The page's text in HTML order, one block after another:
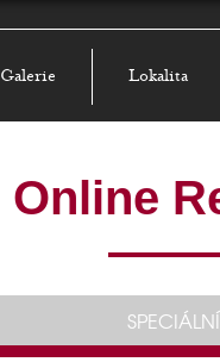
Galerie Lokalita
Online